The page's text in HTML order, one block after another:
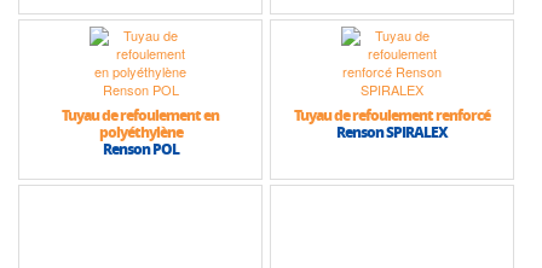
Tuyau de refoulement en
polyéthylène
Renson POL
Tuyau de refoulement renforcé
Renson SPIRALEX